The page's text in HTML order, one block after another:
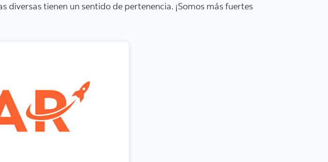
tienen un sentido de pertenencia. ¡Somos más fuertes